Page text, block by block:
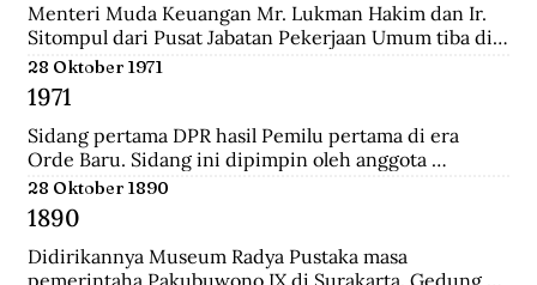
Menteri Muda Keuangan Mr. Lukman Hakim dan Ir.
Sitompul dari Pusat Jabatan Pekerjaan Umum tiba di
Medan dengan pesawat Sekutu dari Palembang. Di
lapangan tembak mereka disambut oleh Mr. Mohd.
Jusuf.
28 Oktober 1971
1971
Sidang pertama DPR hasil Pemilu pertama di era
Orde Baru. Sidang ini dipimpin oleh anggota
parlemen tertua dibantu anggota parlemen termuda,
yaitu K.H. Bisri Sjamsuri (84 tahun) dari Partai NU dan
Anak Agung Oka Mahendra (25 tahun) dari Golkar.
28 Oktober 1890
1890
Didirikannya Museum Radya Pustaka masa